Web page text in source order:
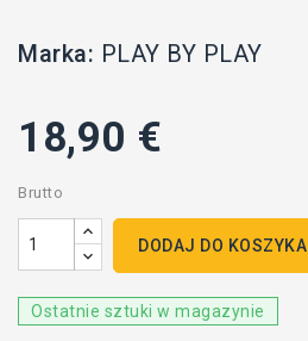
Marka: PLAY BY PLAY
18,90 €
Brutto
DODAJ DO KOSZYKA
Ostatnie sztuki w magazynie